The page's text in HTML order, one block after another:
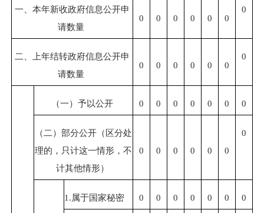
一、本年新收政府信息公开申
请数量
0 0 0 0 0 0
0
二、上年结转政府信息公开申
请数量
0 0 0 0 0 0
0
（一）予以公开 0 0 0 0 0 0 0
（二）部分公开（区分处
理的，只计这一情形，不
计其他情形）
0 0 0 0 0 0
0
1.属于国家秘密 0 0 0 0 0 0 0